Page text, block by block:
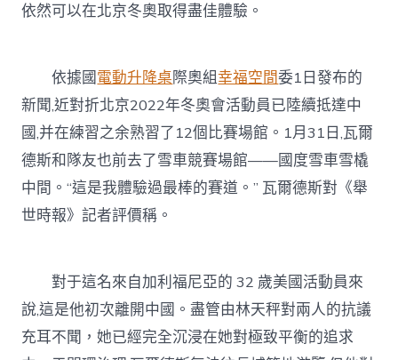
依然可以在北京冬奧取得盡佳體驗。
依據國電動升降桌際奧組幸福空間委1日發布的
新聞,近對折北京2022年冬奧會活動員已陸續抵達中
國,并在練習之余熟習了12個比賽場館。1月31日,瓦爾
德斯和隊友也前去了雪車競賽場館——國度雪車雪橇
中間。“這是我體驗過最棒的賽道。” 瓦爾德斯對《舉
世時報》記者評價稱。
對于這名來自加利福尼亞的 32 歲美國活動員來
說,這是他初次離開中國。盡管由林天秤對兩人的抗議
充耳不聞，她已經完全沉浸在她對極致平衡的追求